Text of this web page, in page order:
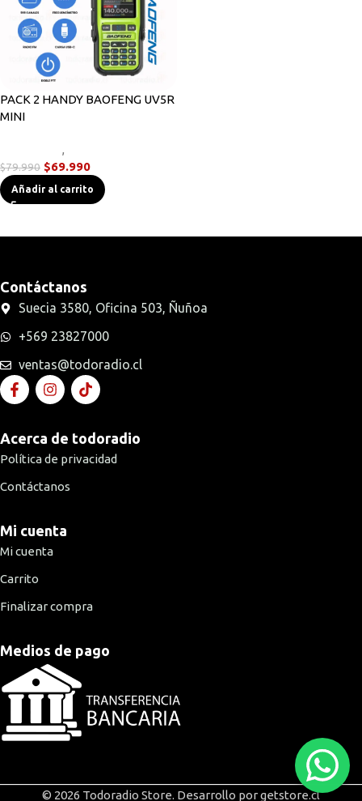
PACK 2 HANDY BAOFENG UV5R
MINI
,
$79.990 $69.990
Añadir al carrito
Contáctanos
Suecia 3580, Oficina 503, Ñuñoa
+569 23827000
ventas@todoradio.cl
Acerca de todoradio
Política de privacidad
Contáctanos
Mi cuenta
Mi cuenta
Carrito
Finalizar compra
Medios de pago
© 2026 Todoradio Store. Desarrollo por getstore.cl